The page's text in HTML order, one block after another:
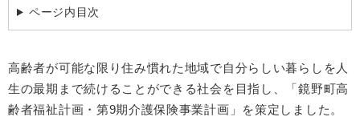
ページ内目次
高齢者が可能な限り住み慣れた地域で自分らしい暮らしを人
生の最期まで続けることができる社会を目指し、「鏡野町高
齢者福祉計画・第9期介護保険事業計画」を策定しました。